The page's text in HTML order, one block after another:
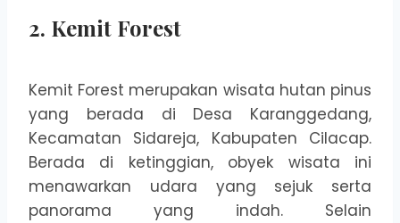
2. Kemit Forest
Kemit Forest merupakan wisata hutan pinus
yang berada di Desa Karanggedang,
Kecamatan Sidareja, Kabupaten Cilacap.
Berada di ketinggian, obyek wisata ini
menawarkan udara yang sejuk serta
panorama yang indah. Selain